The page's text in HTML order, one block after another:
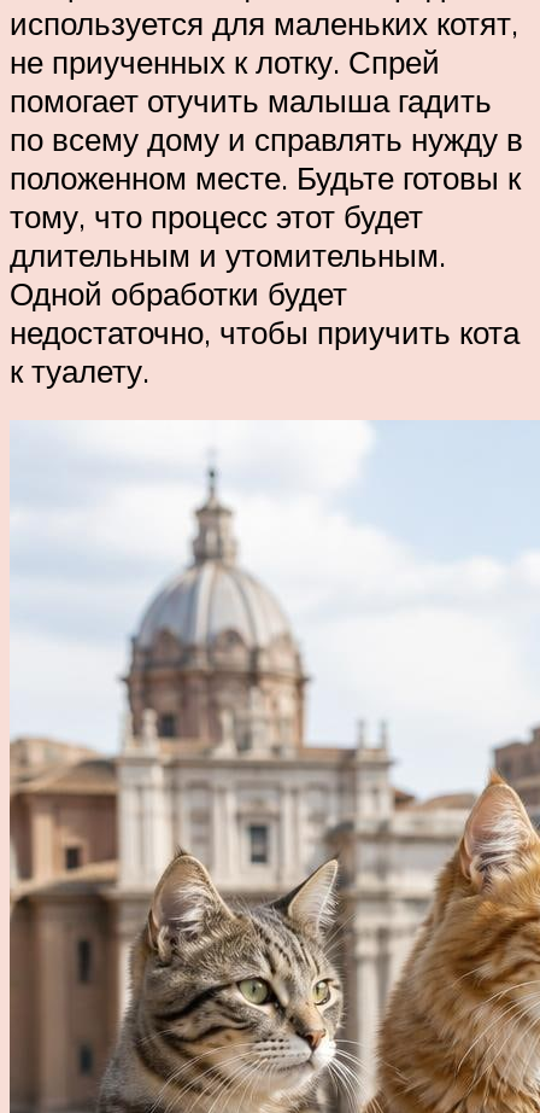
используется для маленьких котят,
не приученных к лотку. Спрей
помогает отучить малыша гадить
по всему дому и справлять нужду в
положенном месте. Будьте готовы к
тому, что процесс этот будет
длительным и утомительным.
Одной обработки будет
недостаточно, чтобы приучить кота
к туалету.